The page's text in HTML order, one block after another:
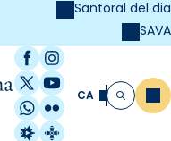
Santoral del dia
SAVA
Facebook
Instagram
X / Twitter
YouTube
WhatsApp
Flickr
Radio Estel
Catalunya
CA Cerca